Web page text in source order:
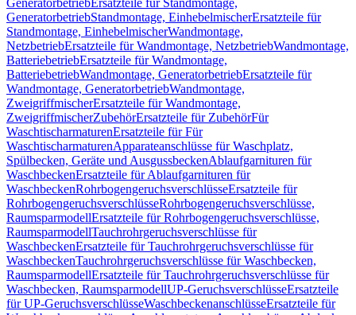
GeneratorbetriebErsatzteile für Standmontage,
GeneratorbetriebStandmontage, EinhebelmischerErsatzteile für
Standmontage, EinhebelmischerWandmontage,
NetzbetriebErsatzteile für Wandmontage, NetzbetriebWandmontage,
BatteriebetriebErsatzteile für Wandmontage,
BatteriebetriebWandmontage, GeneratorbetriebErsatzteile für
Wandmontage, GeneratorbetriebWandmontage,
ZweigriffmischerErsatzteile für Wandmontage,
ZweigriffmischerZubehörErsatzteile für ZubehörFür
WaschtischarmaturenErsatzteile für Für
WaschtischarmaturenApparateanschlüsse für Waschplatz,
Spülbecken, Geräte und AusgussbeckenAblaufgarnituren für
WaschbeckenErsatzteile für Ablaufgarnituren für
WaschbeckenRohrbogengeruchsverschlüsseErsatzteile für
RohrbogengeruchsverschlüsseRohrbogengeruchsverschlüsse,
RaumsparmodellErsatzteile für Rohrbogengeruchsverschlüsse,
RaumsparmodellTauchrohrgeruchsverschlüsse für
WaschbeckenErsatzteile für Tauchrohrgeruchsverschlüsse für
WaschbeckenTauchrohrgeruchsverschlüsse für Waschbecken,
RaumsparmodellErsatzteile für Tauchrohrgeruchsverschlüsse für
Waschbecken, RaumsparmodellUP-GeruchsverschlüsseErsatzteile
für UP-GeruchsverschlüsseWaschbeckenanschlüsseErsatzteile für